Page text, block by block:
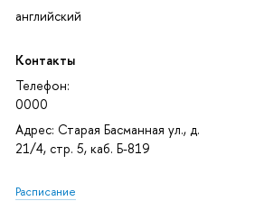
английский
Контакты
Телефон:
0000
Адрес: Старая Басманная ул., д.
21/4, стр. 5, каб. Б-819
Расписание